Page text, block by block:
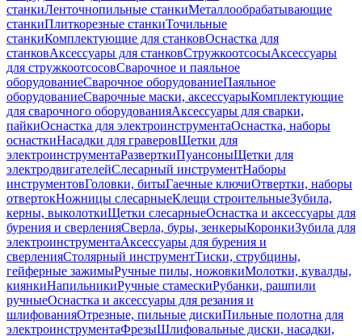
станкиЛенточнопильные станкиМеталлообрабатывающие
станкиПлиткорезные станкиТочильные
станкиКомплектующие для станковОснастка для
станковАксессуары для станковСтружкоотсосыАксессуары
для стружкоотсосовСварочное и паяльное
оборудованиеСварочное оборудованиеПаяльное
оборудованиеСварочные маски, аксессуарыКомплектующие
для сварочного оборудованияАксессуары для сварки,
пайкиОснастка для электроинструментаОснастка, наборы
оснасткиНасадки для граверовЩетки для
электроинструментаРазверткиПуансоныЩетки для
электродвигателейСлесарный инструментНаборы
инструментовГоловки, битыГаечные ключиОтвертки, наборы
отвертокНожницы слесарныеКлещи строительныеЗубила,
керны, выколоткиЩетки слесарныеОснастка и аксессуары для
бурения и сверленияСверла, буры, зенкерыКоронкиЗубила для
электроинструментаАксессуары для бурения и
сверленияСтолярный инструментТиски, струбцины,
гейферные зажимыРучные пилы, ножовкиМолотки, кувалды,
киянкиНапильникиРучные стамескиРубанки, рашпили
ручныеОснастка и аксессуары для резания и
шлифованияОтрезные, пильные дискиПильные полотна для
электроинструментаФрезыШлифовальные диски, насадки,